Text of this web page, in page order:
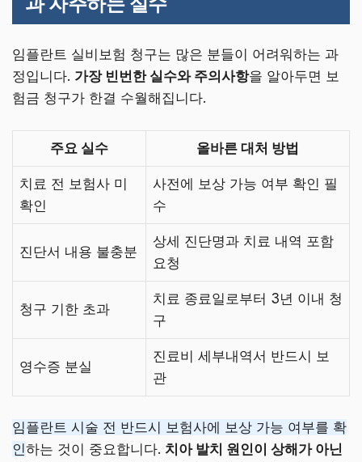
임플란트 실비보험 청구는 많은 분들이 어려워하는 과
정입니다. 가장 빈번한 실수와 주의사항을 알아두면 보
험금 청구가 한결 수월해집니다.
주요 실수 올바른 대처 방법
치료 전 보험사 미
확인
사전에 보상 가능 여부 확인 필
수
진단서 내용 불충분
상세 진단명과 치료 내역 포함
요청
청구 기한 초과
치료 종료일로부터 3년 이내 청
구
영수증 분실
진료비 세부내역서 반드시 보
관
임플란트 시술 전 반드시 보험사에 보상 가능 여부를 확
인하는 것이 중요합니다. 치아 발치 원인이 상해가 아닌